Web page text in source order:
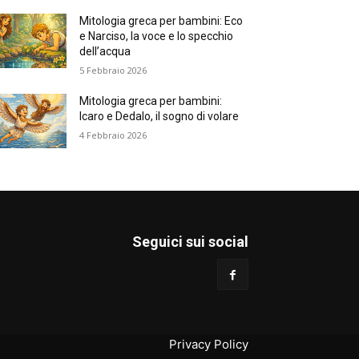
Mitologia greca per bambini: Eco
e Narciso, la voce e lo specchio
dell’acqua
5 Febbraio 2026
Mitologia greca per bambini:
Icaro e Dedalo, il sogno di volare
4 Febbraio 2026
Seguici sui social
Privacy Policy